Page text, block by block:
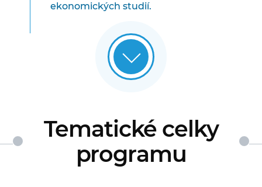
ekonomických studií.
Tematické celky
programu